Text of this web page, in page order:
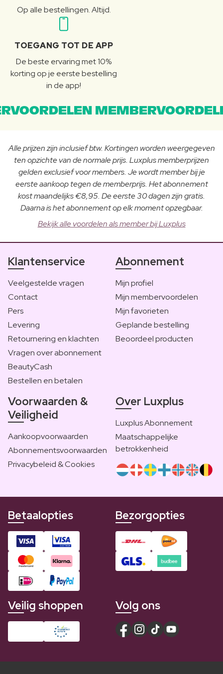
Op alle bestellingen. Altijd.
TOEGANG TOT DE APP
De beste ervaring met 10%
korting op je eerste bestelling
in de app!
Alle prijzen zijn inclusief btw. Kortingen worden weergegeven
ten opzichte van de normale prijs. Luxplus memberprijzen
gelden exclusief voor members. Je wordt member bij je
eerste aankoop tegen de memberprijs. Het abonnement
kost maandelijks €8,95. De eerste 30 dagen zijn gratis.
Daarna is het abonnement op elk moment opzegbaar.
Bekijk alle voordelen als member bij Luxplus
Klantenservice
Veelgestelde vragen
Contact
Pers
Levering
Retournering en klachten
Vragen over abonnement
BeautyCash
Bestellen en betalen
Abonnement
Mijn profiel
Mijn membervoordelen
Mijn favorieten
Geplande bestelling
Beoordeel producten
Voorwaarden &
Veiligheid
Aankoopvoorwaarden
Abonnementsvoorwaarden
Privacybeleid & Cookies
Over Luxplus
Luxplus Abonnement
Maatschappelijke
betrokkenheid
Betaalopties Bezorgopties
Veilig shoppen Volg ons